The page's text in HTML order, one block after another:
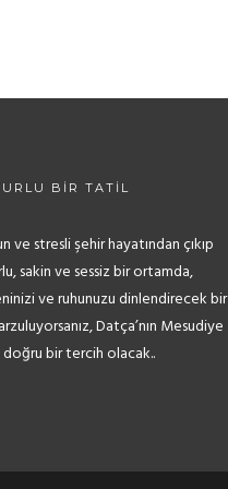
BİR TATİL
ve stresli şehir hayatından çıkıp
sakin ve sessiz bir ortamda,
ve ruhunuzu dinlendirecek bir
Datça’nın Mesudiye
bir tercih olacak..